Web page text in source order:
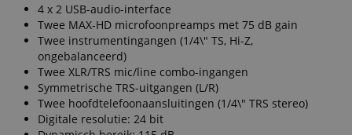
4 x 2 USB-audio-interface
Twee MAX-HD microfoonpreamps met 75 dB gain
Twee instrumentingangen (1/4\" TS, Hi-Z,
ongebalanceerd)
Twee XLR/TRS mic/line combo-ingangen
Symmetrische TRS-uitgangen (L/R)
Twee hoofdtelefoonaansluitingen (1/4\" TRS stereo)
Digitale resolutie: 24 bit